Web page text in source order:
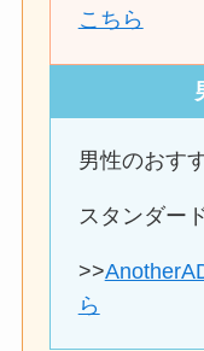
こちら
男性のおす
スタンダー
>>
ら